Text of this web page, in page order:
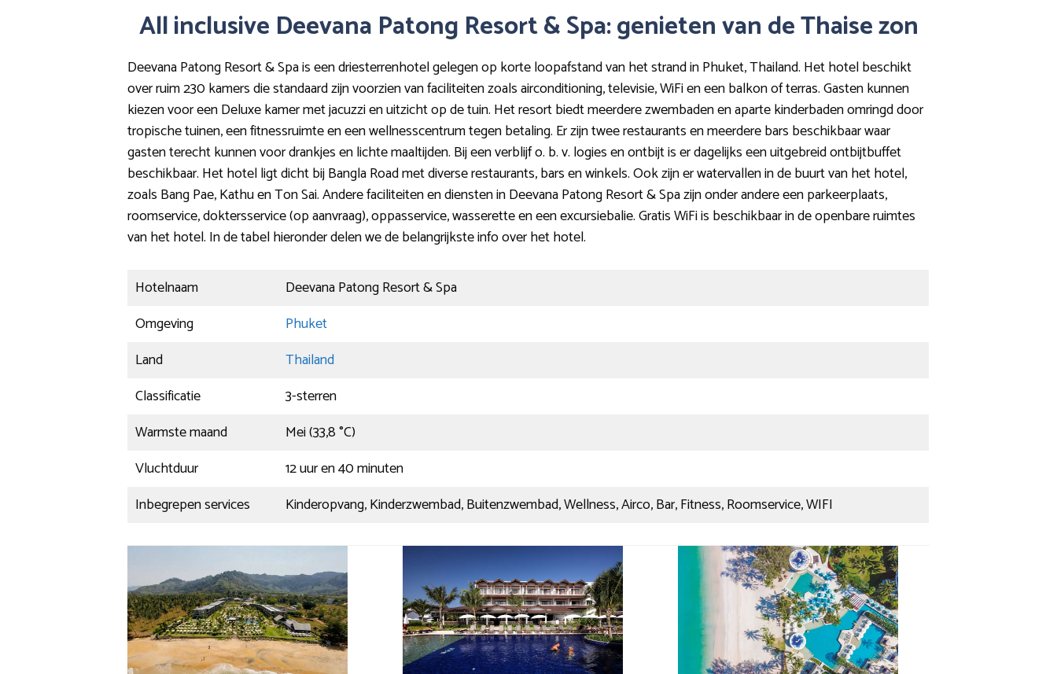
All inclusive Deevana Patong Resort & Spa: genieten van de Thaise zon
Deevana Patong Resort & Spa is een driesterrenhotel gelegen op korte loopafstand van het strand in Phuket, Thailand. Het hotel beschikt
over ruim 230 kamers die standaard zijn voorzien van faciliteiten zoals airconditioning, televisie, WiFi en een balkon of terras. Gasten kunnen
kiezen voor een Deluxe kamer met jacuzzi en uitzicht op de tuin. Het resort biedt meerdere zwembaden en aparte kinderbaden omringd door
tropische tuinen, een fitnessruimte en een wellnesscentrum tegen betaling. Er zijn twee restaurants en meerdere bars beschikbaar waar
gasten terecht kunnen voor drankjes en lichte maaltijden. Bij een verblijf o. b. v. logies en ontbijt is er dagelijks een uitgebreid ontbijtbuffet
beschikbaar. Het hotel ligt dicht bij Bangla Road met diverse restaurants, bars en winkels. Ook zijn er watervallen in de buurt van het hotel,
zoals Bang Pae, Kathu en Ton Sai. Andere faciliteiten en diensten in Deevana Patong Resort & Spa zijn onder andere een parkeerplaats,
roomservice, doktersservice (op aanvraag), oppasservice, wasserette en een excursiebalie. Gratis WiFi is beschikbaar in de openbare ruimtes
van het hotel. In de tabel hieronder delen we de belangrijkste info over het hotel.
Hotelnaam
Deevana Patong Resort & Spa
Omgeving
Phuket
Land
Thailand
Classificatie
3-sterren
Warmste maand
Mei (33,8 °C)
Vluchtduur
12 uur en 40 minuten
Inbegrepen services
Kinderopvang, Kinderzwembad, Buitenzwembad, Wellness, Airco, Bar, Fitness, Roomservice, WIFI